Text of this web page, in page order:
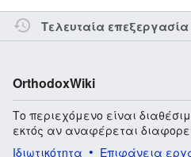
Τελευταία
OrthodoxWiki
Το περιεχόμενο είναι
εκτός αν αναφέρεται
Ιδιωτικότητα
Επιφάνεια